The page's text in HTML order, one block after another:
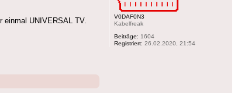
V0DAF0N3
Kabelfreak
Beiträge: 1604
Registriert: 26.02.2020, 21:54
einmal UNIVERSAL TV.